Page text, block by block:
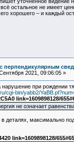
всё остальное не имеет
хорошего – и каждый
перпендикулярным
2021, 09:06:05 »
при рождении
cgi-bin/yabb2/
link=1609898128/
не означает
деталях, максимально
link=1609898128/